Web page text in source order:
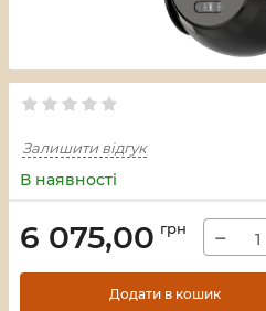
Залишити відгук
В наявності
6 075,00 грн −
Додати в кошик